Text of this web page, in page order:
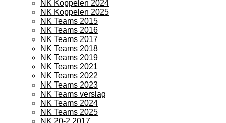
NK Koppelen 2024
NK Koppelen 2025
NK Teams 2015
NK Teams 2016
NK Teams 2017
NK Teams 2018
NK Teams 2019
NK Teams 2021
NK Teams 2022
NK Teams 2023
NK Teams verslag
NK Teams 2024
NK Teams 2025
NK 20-2 2017